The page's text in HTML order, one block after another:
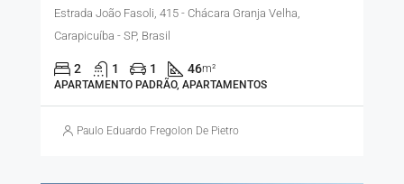
Estrada João Fasoli, 415 - Chácara Granja Velha,
Carapicuíba - SP, Brasil
2 1 1 46m²
APARTAMENTO PADRÃO, APARTAMENTOS
Paulo Eduardo Fregolon De Pietro